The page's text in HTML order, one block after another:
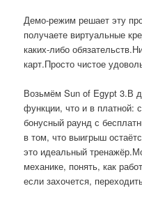
Демо-режим решает эту
получаете виртуальные
каких-либо
карт.Просто чистое
Возьмём Sun of Egypt 3.В
функции, что и в платной:
бонусный раунд с
в том, что выигрыш
это идеальный
механике, понять, как
если захочется,